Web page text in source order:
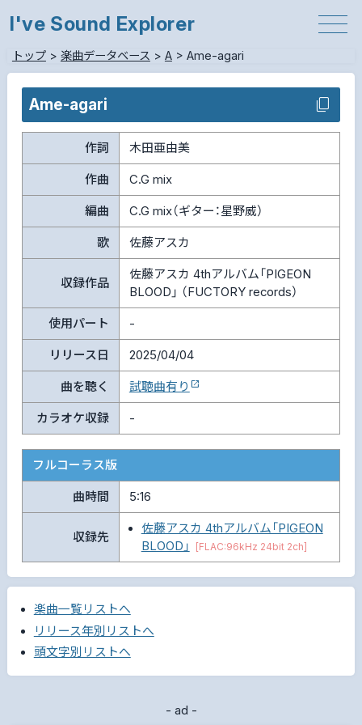
I've Sound Explorer
トップ> 楽曲データベース > A> Ame-agari
Ame-agari
作詞 木田亜由美
作曲 C.G mix
編曲 C.G mix（ギター：星野威）
歌 佐藤アスカ
収録作品
佐藤アスカ 4thアルバム「PIGEON
BLOOD」 （FUCTORY records）
使用パート -
リリース日 2025/04/04
曲を聴く 試聴曲有り
カラオケ収録 -
フルコーラス版
曲時間 5:16
収録先
佐藤アスカ 4thアルバム「PIGEON
BLOOD」
[FLAC:96kHz 24bit 2ch]
楽曲一覧リストへ
リリース年別リストへ
頭文字別リストへ
- ad -